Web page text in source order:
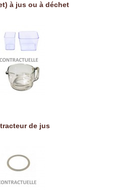
à jus ou à déchet
de jus